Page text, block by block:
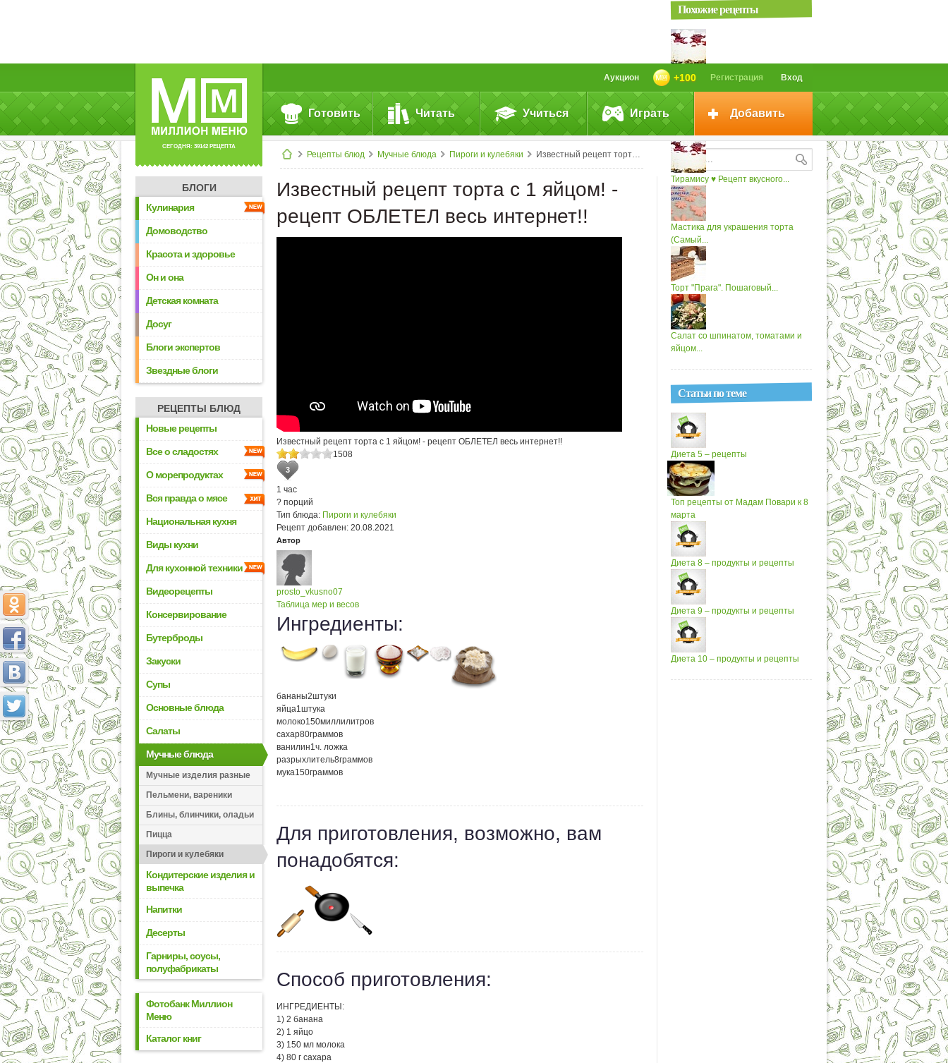
СЕГОДНЯ: 39142 РЕЦЕПТА
Вход
Регистрация
+100
Аукцион
Готовить Читать Учиться Играть Добавить
Рецепты блюд Мучные блюда Пироги и кулебяки Известный рецепт торта с 1 яйцом! - рецепт ОБЛЕТЕЛ весь интернет!!
БЛОГИ
Кулинария
Домоводство
Красота и здоровье
Он и она
Детская комната
Досуг
Блоги экспертов
Звездные блоги
РЕЦЕПТЫ БЛЮД
Новые рецепты
Все о сладостях
О морепродуктах
Вся правда о мясе
Национальная кухня
Виды кухни
Для кухонной техники
Видеорецепты
Консервирование
Бутерброды
Закуски
Супы
Основные блюда
Салаты
Мучные блюда
Мучные изделия разные
Пельмени, вареники
Блины, блинчики, оладьи
Пицца
Пироги и кулебяки
Кондитерские изделия и
выпечка
Напитки
Десерты
Гарниры, соусы,
полуфабрикаты
Фотобанк Миллион
Меню
Каталог книг
Известный рецепт торта с 1 яйцом! -
рецепт ОБЛЕТЕЛ весь интернет!!
Известный рецепт торта с 1 яйцом! - рецепт ОБЛЕТЕЛ весь интернет!!
1508
3
1 час
? порций
Тип блюда: Пироги и кулебяки
Рецепт добавлен: 20.08.2021
Автор
prosto_vkusno07
Таблица мер и весов
Ингредиенты:
бананы2штуки
яйца1штука
молоко150миллилитров
сахар80граммов
ванилин1ч. ложка
разрыхлитель8граммов
мука150граммов
Для приготовления, возможно, вам
понадобятся:
Способ приготовления:
ИНГРЕДИЕНТЫ:
1) 2 банана
2) 1 яйцо
3) 150 мл молока
4) 80 г сахара
Похожие рецепты
Простой рецепт вкуснейшего
медового...
Тирамису ♥ Рецепт вкусного...
Мастика для украшения торта
(Самый...
Торт "Прага". Пошаговый...
Салат со шпинатом, томатами и
яйцом...
Статьи по теме
Диета 5 – рецепты
Топ рецепты от Мадам Повари к 8
марта
Диета 8 – продукты и рецепты
Диета 9 – продукты и рецепты
Диета 10 – продукты и рецепты